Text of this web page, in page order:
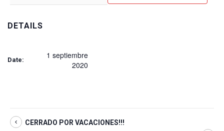
DETAILS
Date:
1 septiembre
2020
CERRADO POR VACACIONES!!!